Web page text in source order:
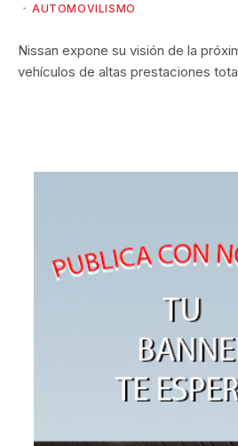
AUTOMOVILISMO
Nissan expone su visión de la
vehículos de altas prestaciones